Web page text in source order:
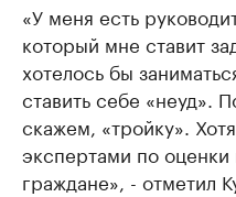
«У меня есть
который мне ставит
хотелось бы
ставить себе «неуд».
скажем, «тройку».
экспертами по
граждане», - отметил